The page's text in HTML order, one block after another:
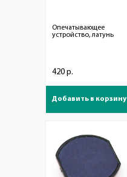
Опечатывающее
устройство, латунь
420 р.
Добавить в корзину